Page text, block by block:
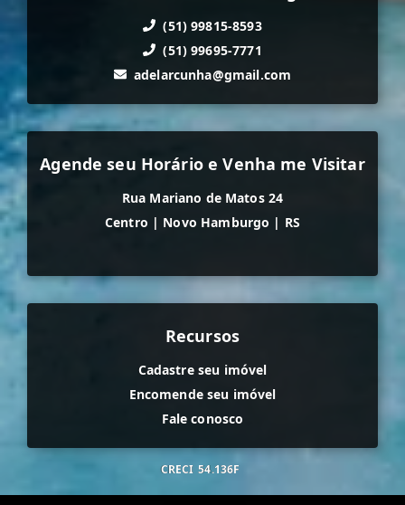
(51) 99815-8593
(51) 99695-7771
adelarcunha@gmail.com
Agende seu Horário e Venha me Visitar
Rua Mariano de Matos 24
Centro | Novo Hamburgo | RS
Recursos
Cadastre seu imóvel
Encomende seu imóvel
Fale conosco
CRECI 54.136F